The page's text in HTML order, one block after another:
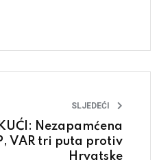
SLJEDEĆI
Nezapamćena
VAR tri puta protiv
Hrvatske